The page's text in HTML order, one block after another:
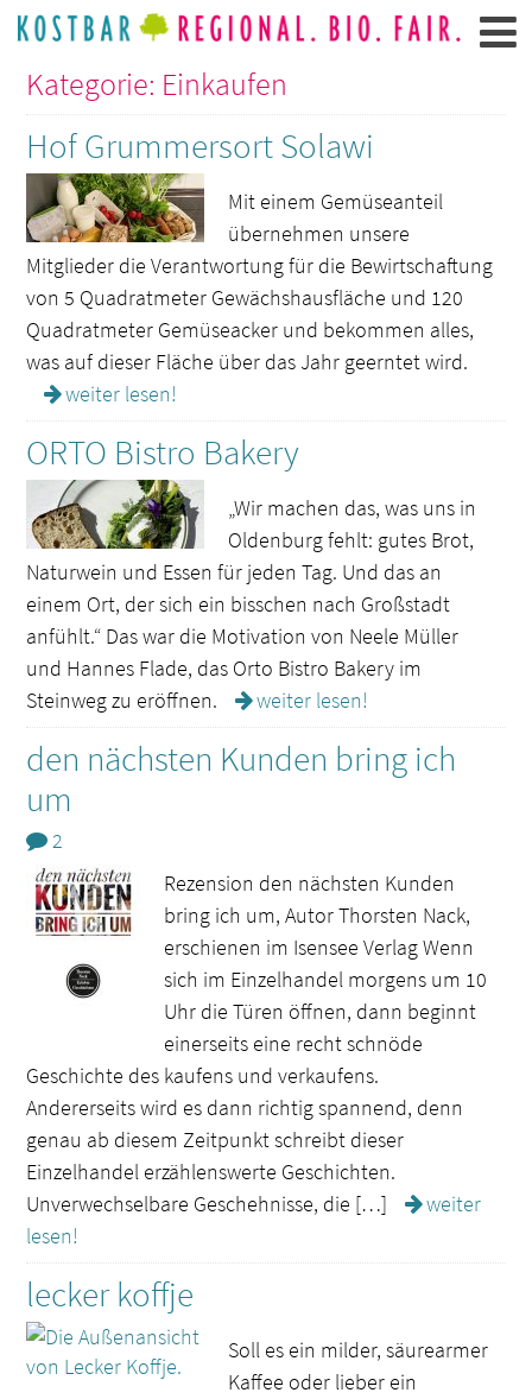
Kategorie: Einkaufen
Hof Grummersort Solawi
Mit einem Gemüseanteil
übernehmen unsere
Mitglieder die Verantwortung für die Bewirtschaftung
von 5 Quadratmeter Gewächshausfläche und 120
Quadratmeter Gemüseacker und bekommen alles,
was auf dieser Fläche über das Jahr geerntet wird.
weiter lesen!
ORTO Bistro Bakery
„Wir machen das, was uns in
Oldenburg fehlt: gutes Brot,
Naturwein und Essen für jeden Tag. Und das an
einem Ort, der sich ein bisschen nach Großstadt
anfühlt.“ Das war die Motivation von Neele Müller
und Hannes Flade, das Orto Bistro Bakery im
Steinweg zu eröffnen.
weiter lesen!
den nächsten Kunden bring ich
um
2
Rezension den nächsten Kunden
bring ich um, Autor Thorsten Nack,
erschienen im Isensee Verlag Wenn
sich im Einzelhandel morgens um 10
Uhr die Türen öffnen, dann beginnt
einerseits eine recht schnöde
Geschichte des kaufens und verkaufens.
Andererseits wird es dann richtig spannend, denn
genau ab diesem Zeitpunkt schreibt dieser
Einzelhandel erzählenswerte Geschichten.
Unverwechselbare Geschehnisse, die […]
weiter
lesen!
lecker koffje
Soll es ein milder, säurearmer
Kaffee oder lieber ein